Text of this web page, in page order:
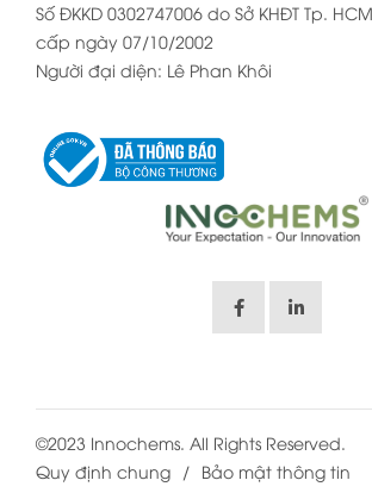
VI
Số ĐKKD 0302747006 do Sở KHĐT Tp. HCM
cấp ngày 07/10/2002
Người đại diện: Lê Phan Khôi
©2023 Innochems. All Rights Reserved.
Quy định chung
Bảo mật thông tin